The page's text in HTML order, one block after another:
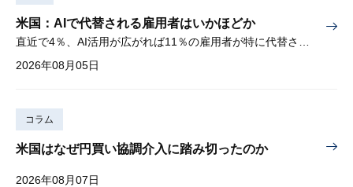
米国：AIで代替される雇用者はいかほどか
2026年08月05日
コラム
米国はなぜ円買い協調介入に踏み切ったのか
2026年08月07日